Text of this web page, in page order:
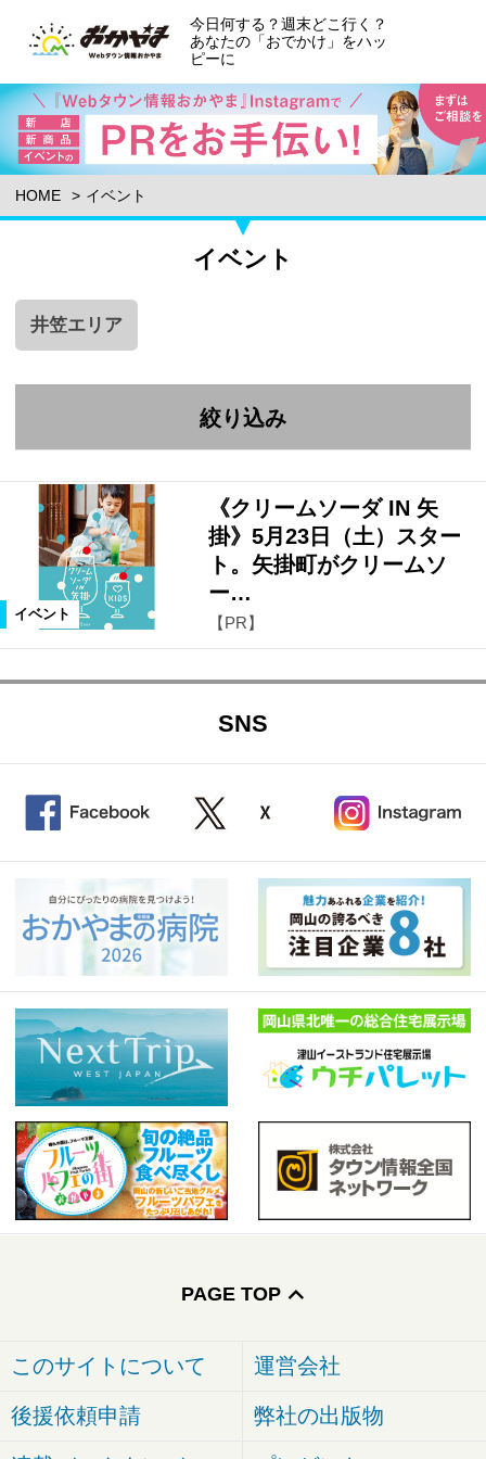
今日何する？週末どこ行く？
あなたの「おでかけ」をハッ
ピーに
HOME イベント
イベント
井笠エリア
絞り込み
エリア
岡山市中心部 総社・吉備中央エリア
倉敷市郊外・早島町
今週 来週 再来週以降
絞り込む
イベント
《クリームソーダ IN 矢
掛》5月23日（土）スター
ト。矢掛町がクリームソ
ー…
【PR】
SNS
PAGE TOP
このサイトについて 運営会社
後援依頼申請 弊社の出版物